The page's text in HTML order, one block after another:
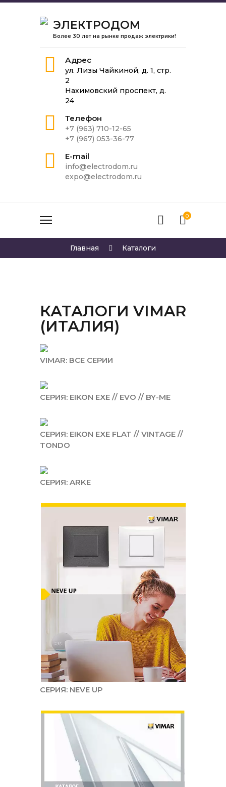
ЭЛЕКТРОДОМ
Более 30 лет на рынке продаж электрики!
Адрес
ул. Лизы Чайкиной, д. 1, стр.
2
Нахимовский проспект, д.
24
Телефон
+7 (963) 710-12-65
+7 (967) 053-36-77
E-mail
info@electrodom.ru
expo@electrodom.ru
0
Главная Каталоги
КАТАЛОГИ VIMAR
(ИТАЛИЯ)
VIMAR: ВСЕ СЕРИИ
СЕРИЯ: EIKON EXE // EVO // BY-ME
СЕРИЯ: EIKON EXE FLAT // VINTAGE //
TONDO
СЕРИЯ: ARKE
СЕРИЯ: NEVE UP